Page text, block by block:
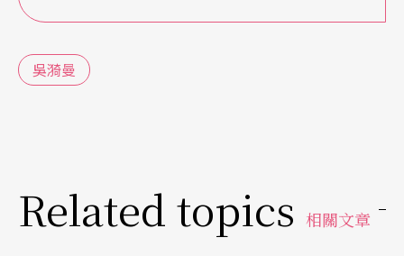
吳漪曼
Related topics 相關文章